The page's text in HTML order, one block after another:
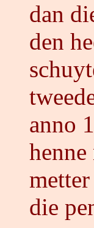
dan
den
anno
die